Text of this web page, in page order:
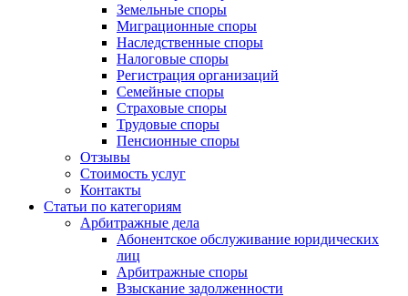
Земельные споры
Миграционные споры
Наследственные споры
Налоговые споры
Регистрация организаций
Семейные споры
Страховые споры
Трудовые споры
Пенсионные споры
Отзывы
Стоимость услуг
Контакты
Статьи по категориям
Арбитражные дела
Абонентское обслуживание юридических
лиц
Арбитражные споры
Взыскание задолженности